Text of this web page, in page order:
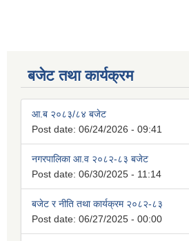
बजेट तथा कार्यक्रम
आ.ब २०८३/८४ बजेट
Post date: 06/24/2026 - 09:41
नगरपालिका आ.व २०८२-८३ बजेट
Post date: 06/30/2025 - 11:14
बजेट र नीति तथा कार्यक्रम २०८२-८३
Post date: 06/27/2025 - 00:00